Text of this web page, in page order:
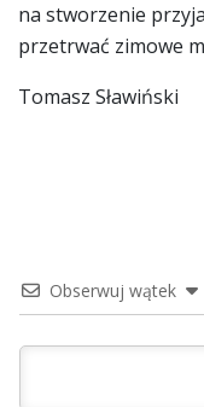
na stworzenie
przetrwać zimowe
Tomasz Sławiński
Obserwuj wątek